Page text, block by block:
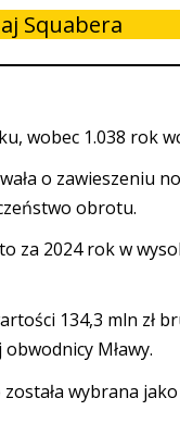
Squabera
wobec 1.038 rok
o zawieszeniu
obrotu.
2024 rok w
134,3 mln zł
Mławy.
wybrana